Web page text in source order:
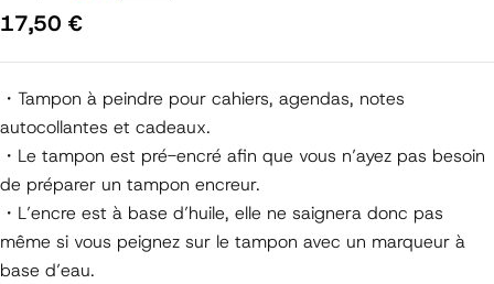
Prix
17,50 €
・Tampon à peindre pour cahiers, agendas, notes
autocollantes et cadeaux.
・Le tampon est pré-encré afin que vous n’ayez pas besoin
de préparer un tampon encreur.
・L’encre est à base d’huile, elle ne saignera donc pas
même si vous peignez sur le tampon avec un marqueur à
base d’eau.